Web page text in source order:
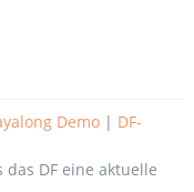
Demo | DF-
DF eine aktuelle